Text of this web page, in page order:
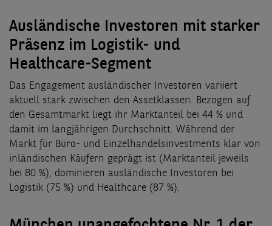
Ausländische Investoren mit starker
Präsenz im Logistik- und
Healthcare-Segment
Das Engagement ausländischer Investoren variiert
aktuell stark zwischen den Assetklassen. Bezogen auf
den Gesamtmarkt liegt ihr Marktanteil bei 44 % und
damit im langjährigen Durchschnitt. Während der
Markt für Büro- und Einzelhandelsinvestments klar von
inländischen Käufern geprägt ist (Marktanteil jeweils
bei 80 %), dominieren ausländische Investoren bei
Logistik (75 %) und Healthcare (87 %).